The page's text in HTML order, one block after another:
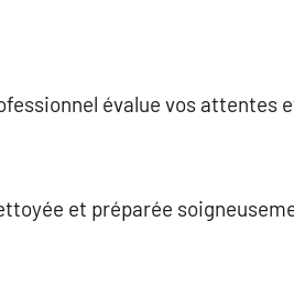
évalue vos attentes
et préparée